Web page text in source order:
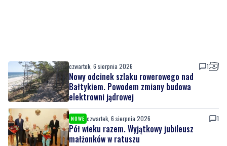
NOWE czwartek, 6 sierpnia 2026
Pół wieku razem. Wyjątkowy jubileusz
małżonków w ratuszu
NOWE czwartek, 6 sierpnia 2026
Dawny bank zamieni się w nowoczesną